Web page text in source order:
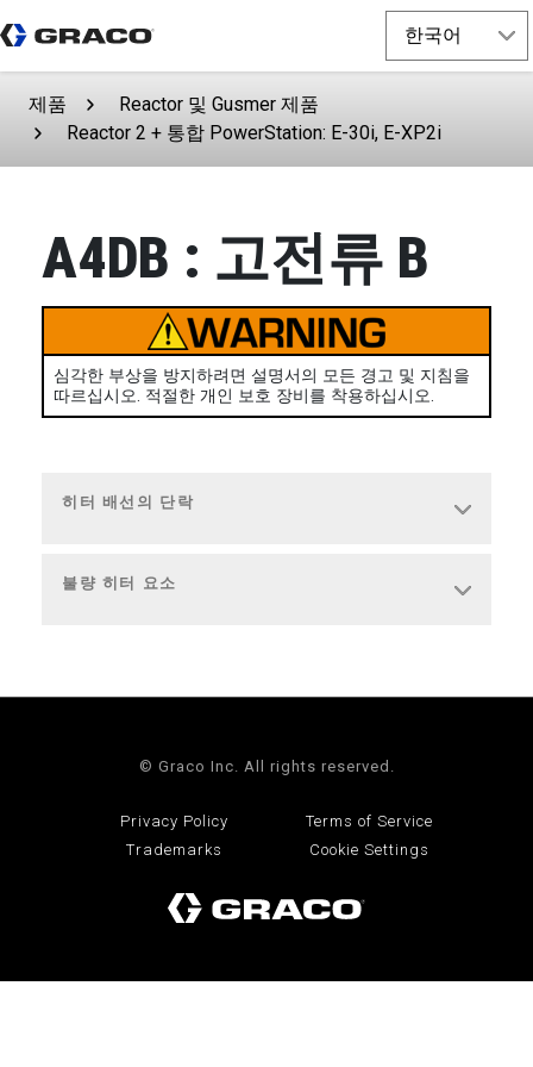
제품
Reactor 및 Gusmer 제품
Reactor 2 + 통합 PowerStation: E-30i, E-XP2i
A4DB : 고전류 B
심각한 부상을 방지하려면 설명서의 모든 경고 및 지침을
따르십시오. 적절한 개인 보호 장비를 착용하십시오.
히터 배선의 단락
불량 히터 요소
© Graco Inc. All rights reserved.
Privacy Policy
Terms of Service
Trademarks
Cookie Settings